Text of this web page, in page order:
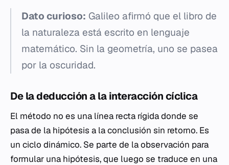
Dato curioso: Galileo afirmó que el libro de
la naturaleza está escrito en lenguaje
matemático. Sin la geometría, uno se pasea
por la oscuridad.
De la deducción a la interacción cíclica
El método no es una línea recta rígida donde se
pasa de la hipótesis a la conclusión sin retorno. Es
un ciclo dinámico. Se parte de la observación para
formular una hipótesis, que luego se traduce en una